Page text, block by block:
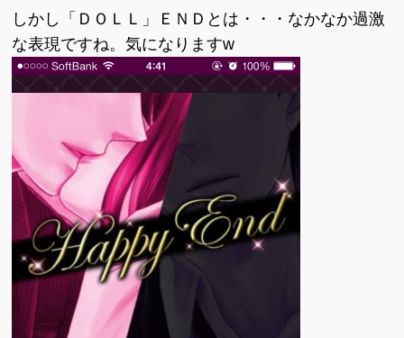
しかし「ＤＯＬＬ」ＥＮＤとは・・・なかなか過激
な表現ですね。気になりますw